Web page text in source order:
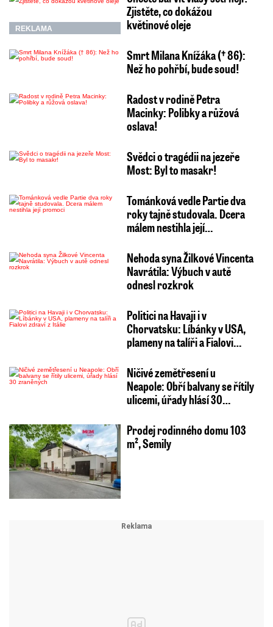
REKLAMA
Zjistěte, co dokážou
květinové oleje
Smrt Milana Knížáka († 86):
Než ho pohřbí, bude soud!
Radost v rodině Petra
Macinky: Polibky a růžová
oslava!
Svědci o tragédii na jezeře
Most: Byl to masakr!
Tománková vedle Partie dva
roky tajně studovala. Dcera
málem nestihla její…
Nehoda syna Žilkové Vincenta
Navrátila: Výbuch v autě
odnesl rozkrok
Politici na Havaji i v
Chorvatsku: Líbánky v USA,
plameny na talíři a Fialovi…
Ničivé zemětřesení u
Neapole: Obří balvany se řítily
ulicemi, úřady hlásí 30…
Prodej rodinného domu 103
m², Semily